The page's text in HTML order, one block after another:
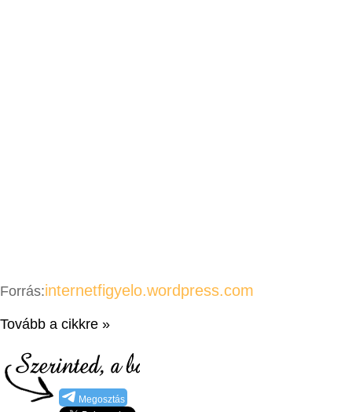
Forrás:internetfigyelo.wordpress.com
Tovább a cikkre »
Megosztás